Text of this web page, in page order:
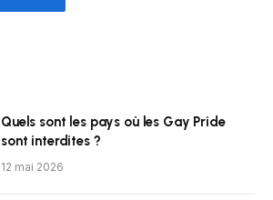
Quels sont les pays où les Gay Pride
sont interdites ?
12 mai 2026